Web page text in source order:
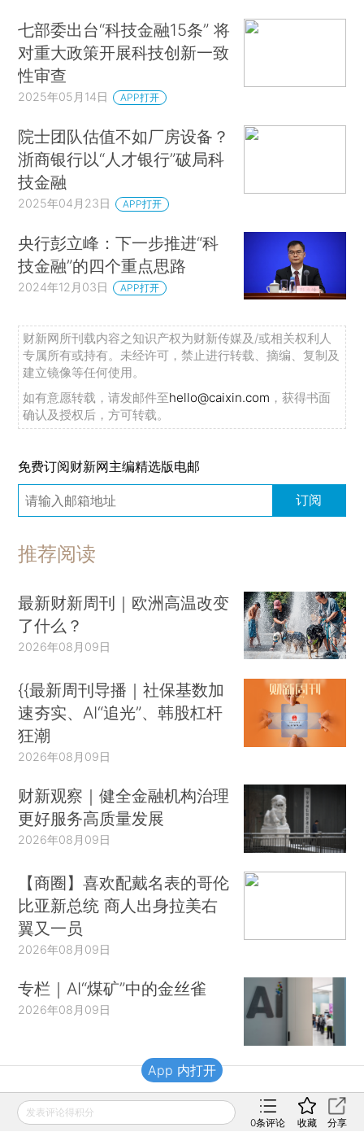
七部委出台“科技金融15条” 将
对重大政策开展科技创新一致
性审查
2025年05月14日 APP打开
院士团队估值不如厂房设备？
浙商银行以“人才银行”破局科
技金融
2025年04月23日 APP打开
央行彭立峰：下一步推进“科
技金融”的四个重点思路
2024年12月03日 APP打开
财新网所刊载内容之知识产权为财新传媒及/或相关权利人
专属所有或持有。未经许可，禁止进行转载、摘编、复制及
建立镜像等任何使用。
如有意愿转载，请发邮件至hello@caixin.com ，获得书面
确认及授权后，方可转载。
免费订阅财新网主编精选版电邮
订阅
推荐阅读
最新财新周刊｜欧洲高温改变
了什么？
2026年08月09日
{{最新周刊导播｜社保基数加
速夯实、AI“追光”、韩股杠杆
狂潮
2026年08月09日
财新观察｜健全金融机构治理
更好服务高质量发展
2026年08月09日
【商圈】喜欢配戴名表的哥伦
比亚新总统 商人出身拉美右
翼又一员
2026年08月09日
专栏｜AI“煤矿”中的金丝雀
2026年08月09日
财新移动
发表评论得积分
0条评论 收藏 分享
App 内打开